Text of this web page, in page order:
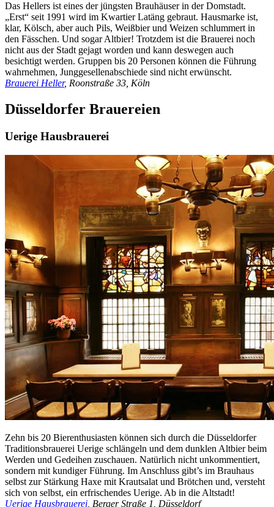
Das Hellers ist eines der jüngsten Brauhäuser in der Domstadt.
„Erst“ seit 1991 wird im Kwartier Latäng gebraut. Hausmarke ist,
klar, Kölsch, aber auch Pils, Weißbier und Weizen schlummert in
den Fässchen. Und sogar Altbier! Trotzdem ist die Brauerei noch
nicht aus der Stadt gejagt worden und kann deswegen auch
besichtigt werden. Gruppen bis 20 Personen können die Führung
wahrnehmen, Junggesellenabschiede sind nicht erwünscht.
Brauerei Heller, Roonstraße 33, Köln
Düsseldorfer Brauereien
Uerige Hausbrauerei
Zehn bis 20 Bierenthusiasten können sich durch die Düsseldorfer
Traditionsbrauerei Uerige schlängeln und dem dunklen Altbier beim
Werden und Gedeihen zuschauen. Natürlich nicht unkommentiert,
sondern mit kundiger Führung. Im Anschluss gibt’s im Brauhaus
selbst zur Stärkung Haxe mit Krautsalat und Brötchen und, versteht
sich von selbst, ein erfrischendes Uerige. Ab in die Altstadt!
Uerige Hausbrauerei , Berger Straße 1, Düsseldorf